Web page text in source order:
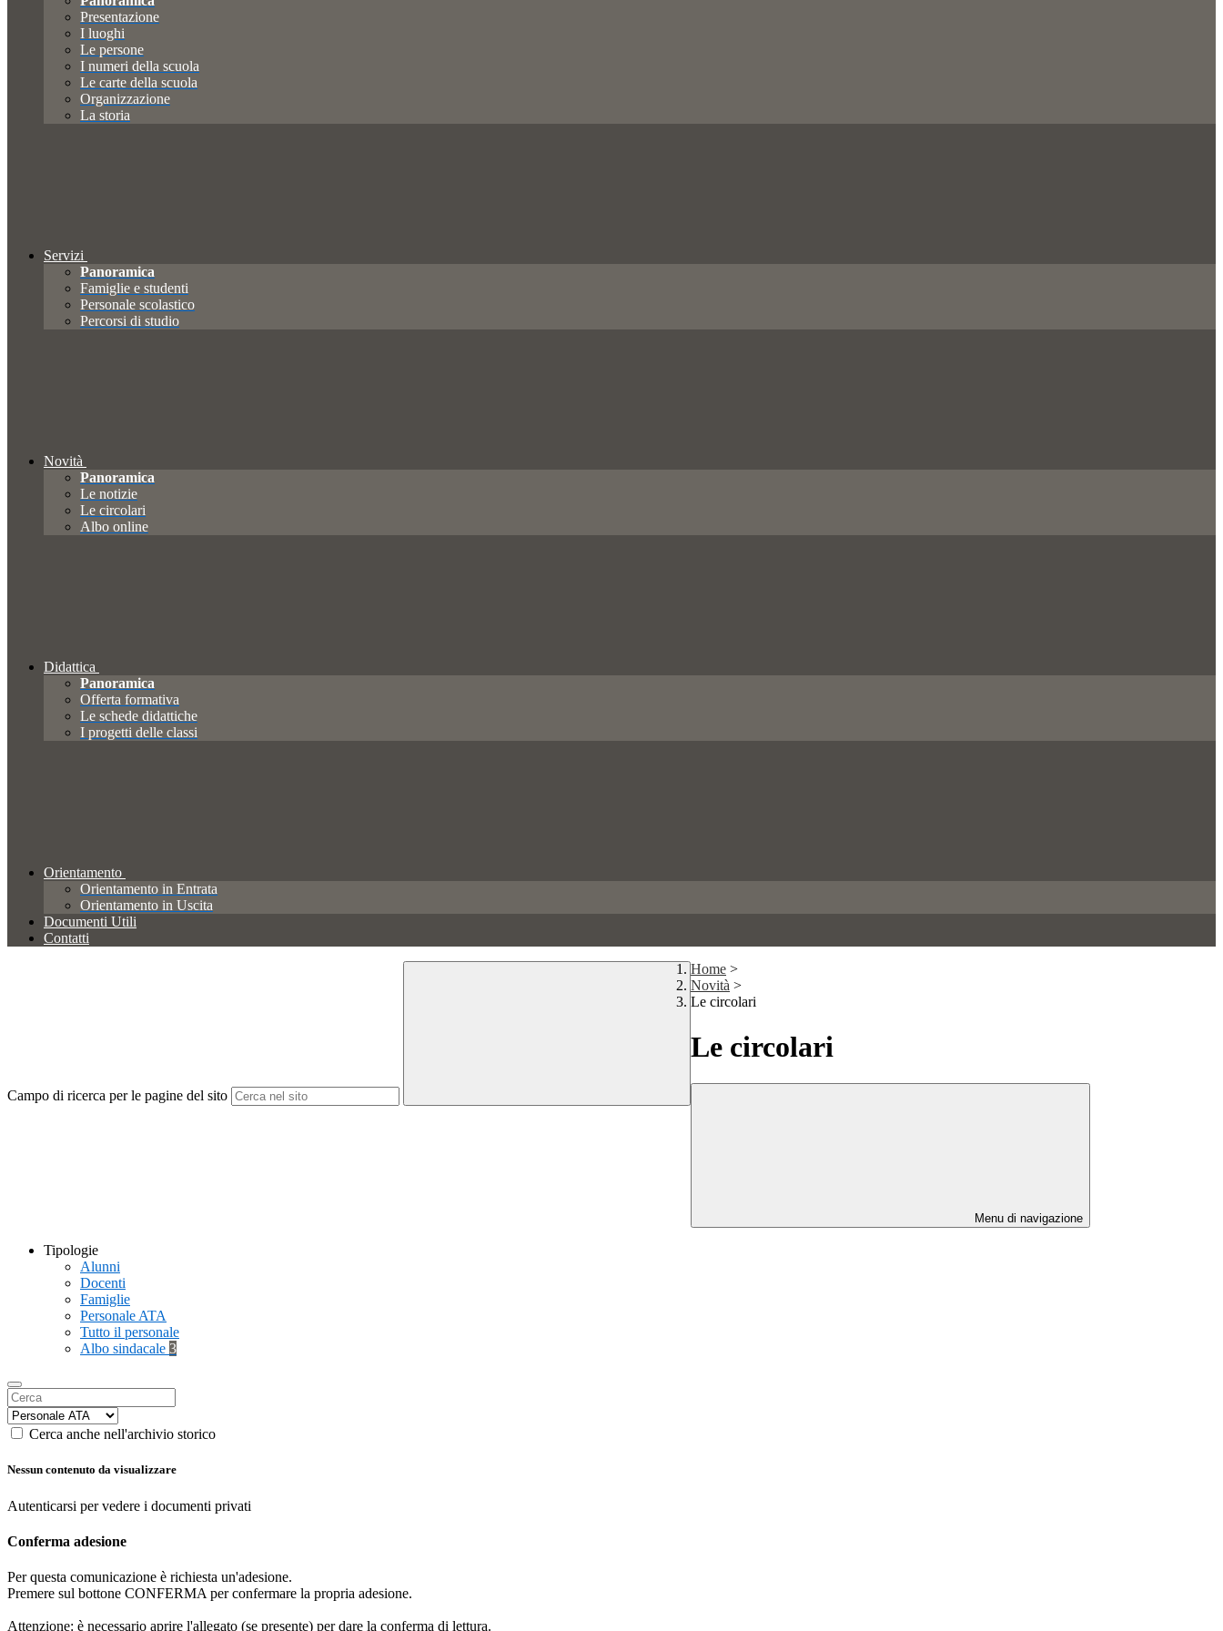
Presentazione
I luoghi
Le persone
I numeri della scuola
Le carte della scuola
Organizzazione
La storia
Servizi
Panoramica
Famiglie e studenti
Personale scolastico
Percorsi di studio
Novità
Panoramica
Le notizie
Le circolari
Albo online
Didattica
Panoramica
Offerta formativa
Le schede didattiche
I progetti delle classi
Orientamento
Orientamento in Entrata
Orientamento in Uscita
Documenti Utili
Contatti
Campo di ricerca per le pagine del sito
Home >
Novità >
Le circolari
Le circolari
Menu di navigazione
Tipologie
Alunni
Docenti
Famiglie
Personale ATA
Tutto il personale
Albo sindacale 3
Cerca anche nell'archivio storico
Nessun contenuto da visualizzare
Autenticarsi per vedere i documenti privati
Conferma adesione
Per questa comunicazione è richiesta un'adesione.
Premere sul bottone CONFERMA per confermare la propria adesione.
Attenzione: è necessario aprire l'allegato (se presente) per dare la conferma di lettura.